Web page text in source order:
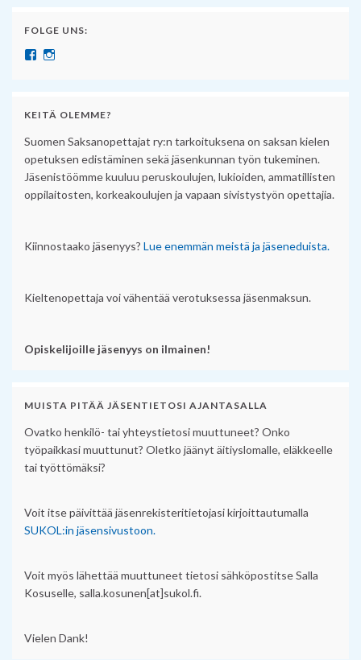
FOLGE UNS:
Näytä SuomenSaksanopettajat:n profiili Facebook palvelussa
KEITÄ OLEMME?
Suomen Saksanopettajat ry:n tarkoituksena on saksan kielen
opetuksen edistäminen sekä jäsenkunnan työn tukeminen.
Jäsenistöömme kuuluu peruskoulujen, lukioiden, ammatillisten
oppilaitosten, korkeakoulujen ja vapaan sivistystyön opettajia.
Kiinnostaako jäsenyys? Lue enemmän meistä ja jäseneduista.
Kieltenopettaja voi vähentää verotuksessa jäsenmaksun.
Opiskelijoille jäsenyys on ilmainen!
MUISTA PITÄÄ JÄSENTIETOSI AJANTASALLA
Ovatko henkilö- tai yhteystietosi muuttuneet? Onko
työpaikkasi muuttunut? Oletko jäänyt äitiyslomalle, eläkkeelle
tai työttömäksi?
Voit itse päivittää jäsenrekisteritietojasi kirjoittautumalla
SUKOL:in jäsensivustoon.
Voit myös lähettää muuttuneet tietosi sähköpostitse Salla
Kosuselle, salla.kosunen[at]sukol.fi.
Vielen Dank!